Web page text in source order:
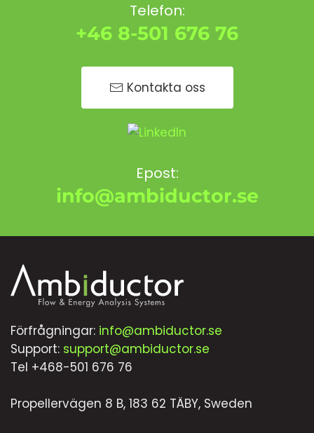
Telefon:
+46 8-501 676 76
Kontakta oss
Epost:
info@ambiductor.se
Förfrågningar: info@ambiductor.se
Support: support@ambiductor.se
Tel +468-501 676 76
Propellervägen 8 B, 183 62 TÄBY, Sweden